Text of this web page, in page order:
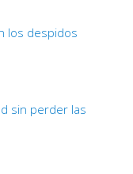
los despidos
sin perder las